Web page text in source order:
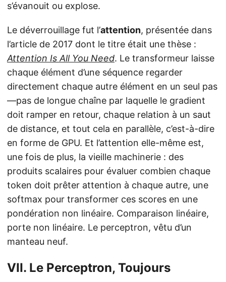
s’évanouit ou explose.
Le déverrouillage fut l’attention, présentée dans
l’article de 2017 dont le titre était une thèse :
Attention Is All You Need. Le transformeur laisse
chaque élément d’une séquence regarder
directement chaque autre élément en un seul pas
—pas de longue chaîne par laquelle le gradient
doit ramper en retour, chaque relation à un saut
de distance, et tout cela en parallèle, c’est-à-dire
en forme de GPU. Et l’attention elle-même est,
une fois de plus, la vieille machinerie : des
produits scalaires pour évaluer combien chaque
token doit prêter attention à chaque autre, une
softmax pour transformer ces scores en une
pondération non linéaire. Comparaison linéaire,
porte non linéaire. Le perceptron, vêtu d’un
manteau neuf.
VII. Le Perceptron, Toujours